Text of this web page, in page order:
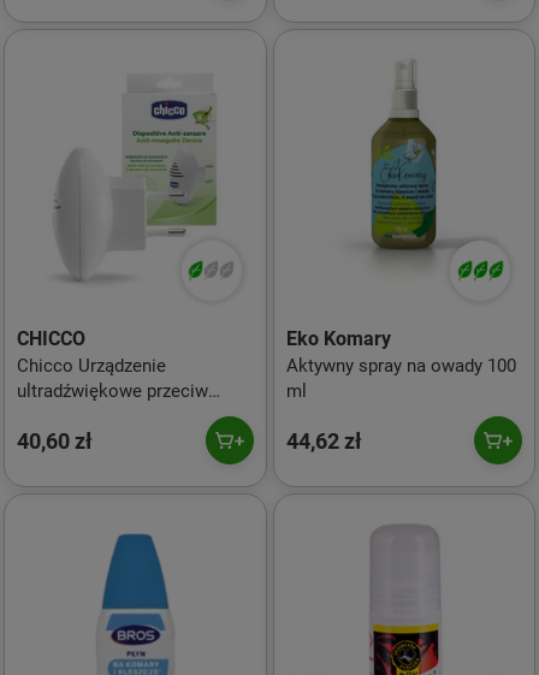
CHICCO
Chicco Urządzenie
ultradźwiękowe przeciw
ultradźwiękowe do kontaktu
40,60 zł
Eko Komary
Aktywny spray na owady 100
ml
44,62 zł